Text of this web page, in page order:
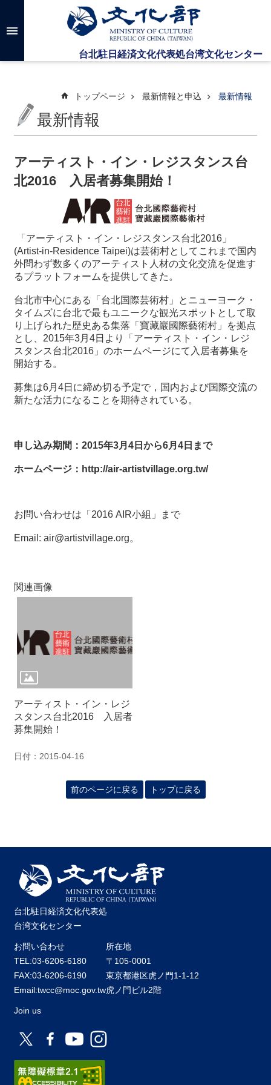
メインのコンテンツブロックにジャンプします
高
検
台
化
セ
い
て
最
新
情
報
と
申
過
事
本
ン
ク
ホ
ト
マ
ッ
トップページ 最新情報と申込 最新情報
最新情報
アーティスト・イン・レジスタンス台
北2016 入居者募集開始！
「 アーティスト・イン・レジスタンス台北2016 」
(Artist-in-Residence Taipei)は芸術村としてこれまで国内
外問わず数多くのアーティスト人材の文化交流を促進す
るプラットフォームを提供してきた。
台北市中心にある「台北国際芸術村」とニューヨーク・
タイムズに台北で最もユニークな観光スポットとして取
り上げられた歴史ある集落「 寶藏巖國際藝術村 」を拠点
とし、 2015年3月 4日 より
「アーティスト・イン・レジ
スタンス台北2016 」 のホームページにて入居者募集を
開始する。
募集は6月 4日 に締め切る予定で ， 国内および国際交流の
新たな活力になることを期待されている 。
申し込み期間 ： 2015年3月 4 日 から6月 4 日 まで
ホームページ ：http://air-artistvillage.org.tw/
お問い合わせは 「 2016 AIR小組」 まで
Email: air@artistvillage.org。
関連画像
アーティスト・イン・レジ
スタンス台北2016 入居者
募集開始！
日付：2015-04-16
前のページに戻る トップに戻る
台北駐日経済文化代表処
台湾文化センター
お問い合わせ
TEL:03-6206-6180
FAX:03-6206-6190
Email:twcc@moc.gov.tw
所在地
〒105-0001
東京都港区虎ノ門1-1-12
虎ノ門ビル2階
Join us